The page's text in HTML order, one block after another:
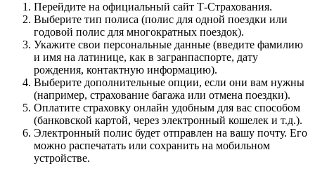
Перейдите на официальный сайт Т-Страхования.
Выберите тип полиса (полис для одной поездки или
годовой полис для многократных поездок).
Укажите свои персональные данные (введите фамилию
и имя на латинице, как в загранпаспорте, дату
рождения, контактную информацию).
Выберите дополнительные опции, если они вам нужны
(например, страхование багажа или отмена поездки).
Оплатите страховку онлайн удобным для вас способом
(банковской картой, через электронный кошелек и т.д.).
Электронный полис будет отправлен на вашу почту. Его
можно распечатать или сохранить на мобильном
устройстве.